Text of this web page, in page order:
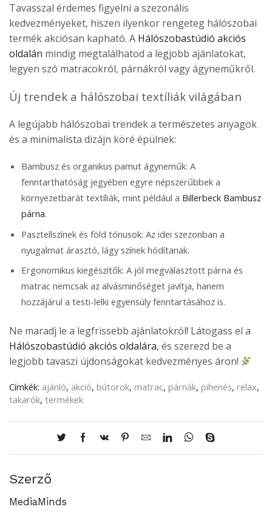
Tavasszal érdemes figyelni a szezonális
kedvezményeket, hiszen ilyenkor rengeteg hálószobai
termék akciósan kapható. A Hálószobastúdió akciós
oldalán mindig megtalálhatod a legjobb ajánlatokat,
legyen szó matracokról, párnákról vagy ágyneműkről.
Új trendek a hálószobai textíliák világában
A legújabb hálószobai trendek a természetes anyagok
és a minimalista dizájn köré épülnek:
Bambusz és organikus pamut ágyneműk: A
fenntarthatóság jegyében egyre népszerűbbek a
környezetbarát textíliák, mint például a Billerbeck Bambusz
párna.
Pasztellszínek és föld tónusok: Az idei szezonban a
nyugalmat árasztó, lágy színek hódítanak.
Ergonomikus kiegészítők: A jól megválasztott párna és
matrac nemcsak az alvásminőséget javítja, hanem
hozzájárul a testi-lelki egyensúly fenntartásához is.
Ne maradj le a legfrissebb ajánlatokról! Látogass el a
Hálószobastúdió akciós oldalára, és szerezd be a
legjobb tavaszi újdonságokat kedvezményes áron!
Címkék: ajánló, akció, bútorok, matrac, párnák, pihenés, relax,
takarók, termékek
Szerző
MediaMinds